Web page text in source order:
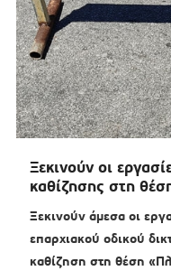
Ξεκινούν οι
καθίζησης στη
Ξεκινούν άμεσα οι
επαρχιακού οδικού
καθίζηση στη θέση